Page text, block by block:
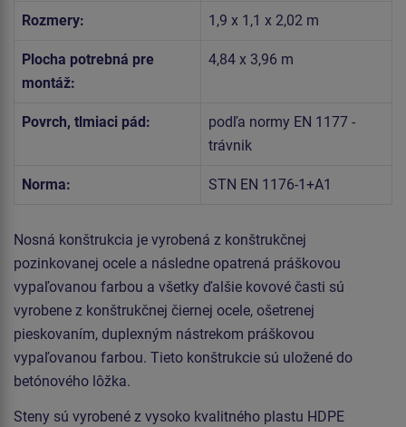
Rozmery: 1,9 x 1,1 x 2,02 m
Plocha potrebná pre
montáž:
4,84 x 3,96 m
Povrch, tlmiaci pád:
podľa normy EN 1177 -
trávnik
Norma: STN EN 1176-1+A1
Nosná konštrukcia je vyrobená z konštrukčnej
pozinkovanej ocele a následne opatrená práškovou
vypaľovanou farbou a všetky ďalšie kovové časti sú
vyrobene z konštrukčnej čiernej ocele, ošetrenej
pieskovaním, duplexným nástrekom práškovou
vypaľovanou farbou. Tieto konštrukcie sú uložené do
betónového lôžka.
Steny sú vyrobené z vysoko kvalitného plastu HDPE